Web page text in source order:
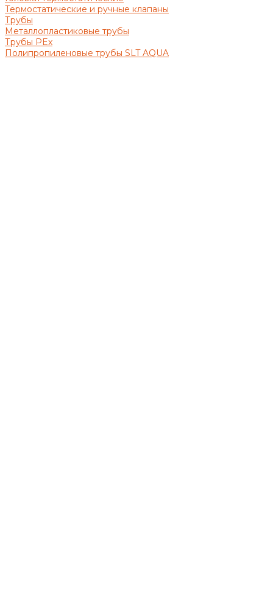
Термостатические и ручные клапаны
Трубы
Металлопластиковые трубы
Трубы PEx
Полипропиленовые трубы SLT AQUA